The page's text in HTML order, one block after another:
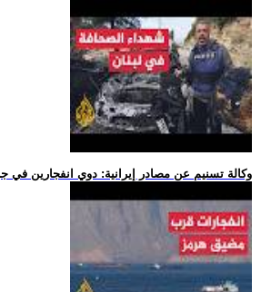
.. وكالة تسنيم عن مصادر إيرانية: دوي انفجارين